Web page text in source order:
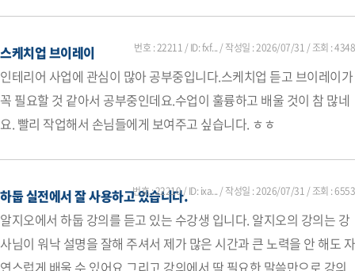
스케치업 브이레이
인테리어 사업에 관심이 많아 공부중입니다.스케치업 듣고 브이레이가
꼭 필요할 것 같아서 공부중인데요.수업이 훌륭하고 배울 것이 참 많네
요. 빨리 작업해서 손님들에게 보여주고 싶습니다. ㅎㅎ
번호 : 22211 / ID: fxf... / 작성일 :2026/07/31 / 조회 : 4348
하둡 실전에서 잘 사용하고 있습니다.
알지오에서 하둡 강의를 듣고 있는 수강생 입니다. 알지오의 강의는 강
사님이 워낙 설명을 잘해 주셔서 제가 많은 시간과 큰 노력을 안 해도 자
연스럽게 배울 수 있어요.그리고 강의에서 딱 필요한 말씀만으로 강의
번호 : 22210 / ID: ixa... / 작성일 :2026/07/31 / 조회 : 6553